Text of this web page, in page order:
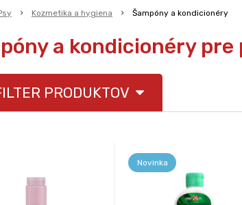
Kozmetika a hygiena Šampóny a kondicionéry
a kondicionéry pre
PRODUKTOV
Novinka